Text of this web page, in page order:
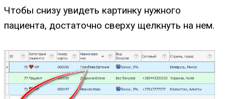
Чтобы снизу увидеть картинку нужного
пациента, достаточно сверху щелкнуть на нем.